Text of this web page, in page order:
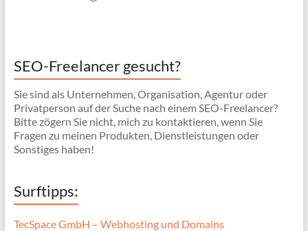
SEO-Freelancer gesucht?
Sie sind als Unternehmen, Organisation, Agentur oder
Privatperson auf der Suche nach einem SEO-Freelancer?
Bitte zögern Sie nicht, mich zu kontaktieren, wenn Sie
Fragen zu meinen Produkten, Dienstleistungen oder
Sonstiges haben!
Surftipps:
TecSpace GmbH – Webhosting und Domains